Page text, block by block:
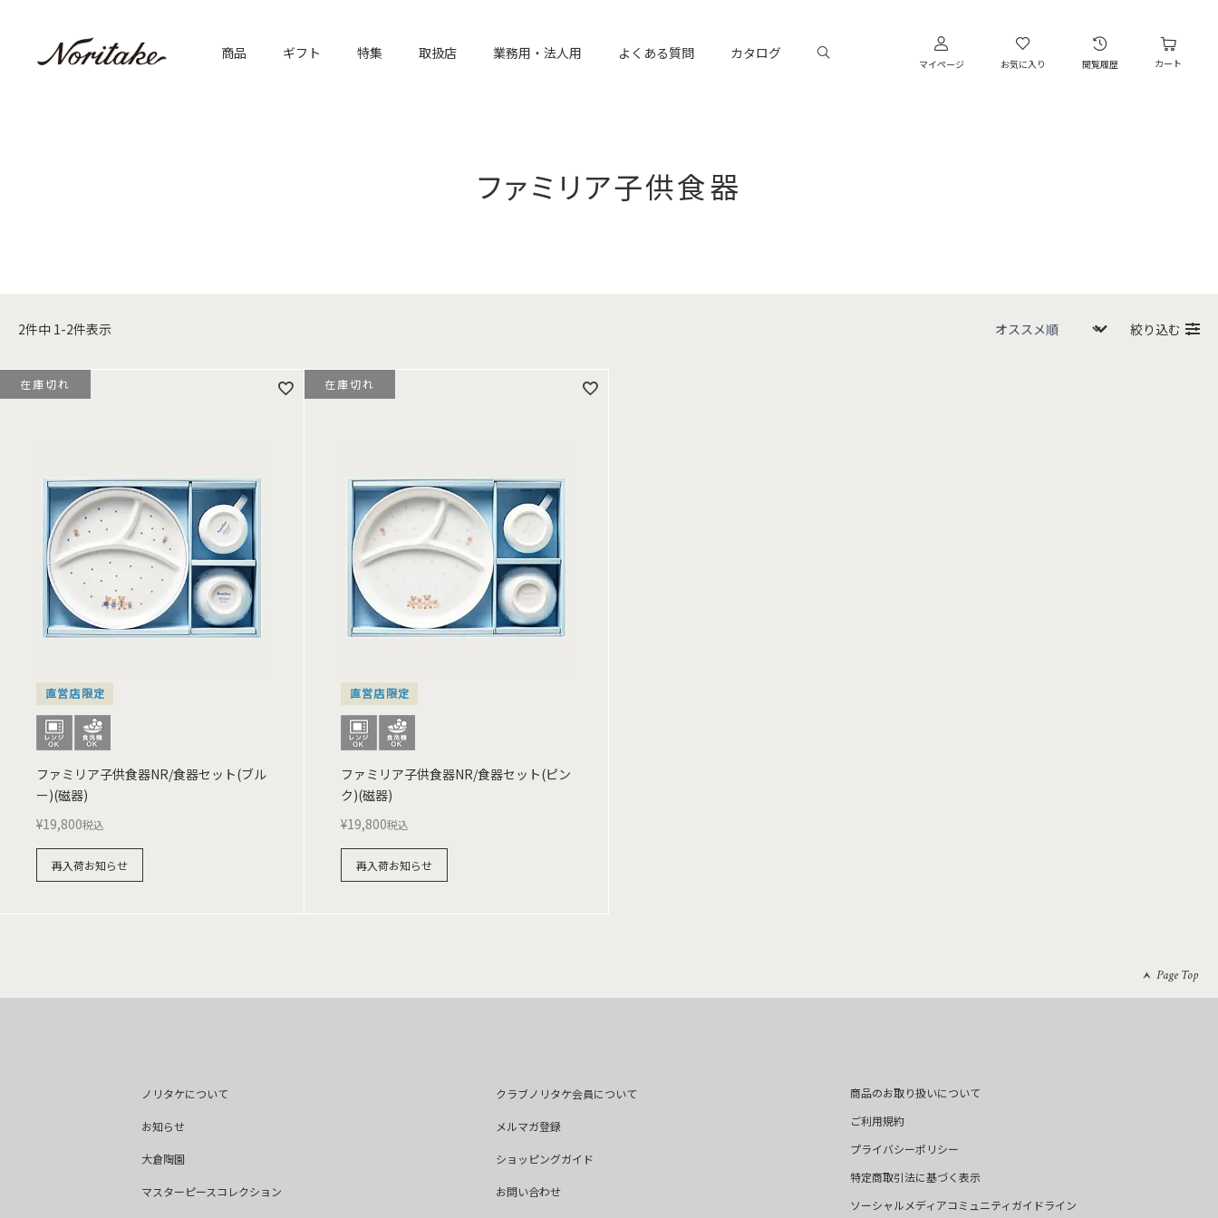
商品 ギフト 特集 取扱店 業務用・法人用 よくある質問 カタログ
マイページ お気に入り 閲覧履歴 カート
ファミリア子供食器
2件中 1-2件表示 絞り込む
直営店限定
ファミリア子供食器NR/食器セット(ブル
ー)(磁器)
¥19,800税込
再入荷お知らせ
在庫切れ
直営店限定
ファミリア子供食器NR/食器セット(ピン
ク)(磁器)
¥19,800税込
再入荷お知らせ
在庫切れ
Page Top
ノリタケについて
お知らせ
大倉陶園
マスターピースコレクション
クラブノリタケ会員について
メルマガ登録
ショッピングガイド
お問い合わせ
商品のお取り扱いについて
ご利用規約
プライバシーポリシー
特定商取引法に基づく表示
ソーシャルメディアコミュニティガイドライン